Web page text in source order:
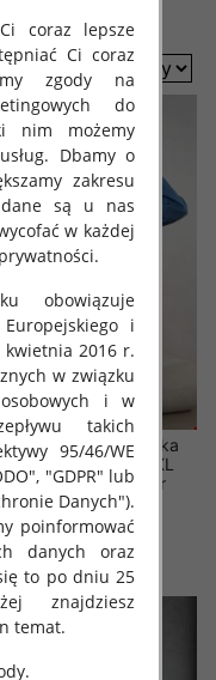
damskie (Polska
Roz S/M-L/XL
Paczka 5 szt /1 Kolor
60.00 zł
szczegóły
coraz lepsze
Ci coraz
zgody na
do
nim możemy
Dbamy o
zakresu
dane są u nas
w każdej
obowiązuje
i
kwietnia 2016 r.
w związku
i w
takich
95/46/WE
"GDPR" lub
Danych").
poinformować
danych oraz
to po dniu 25
znajdziesz
temat.